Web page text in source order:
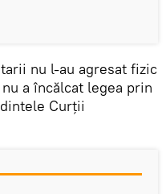
nu l-au agresat fizic
a încălcat legea prin
Curţii